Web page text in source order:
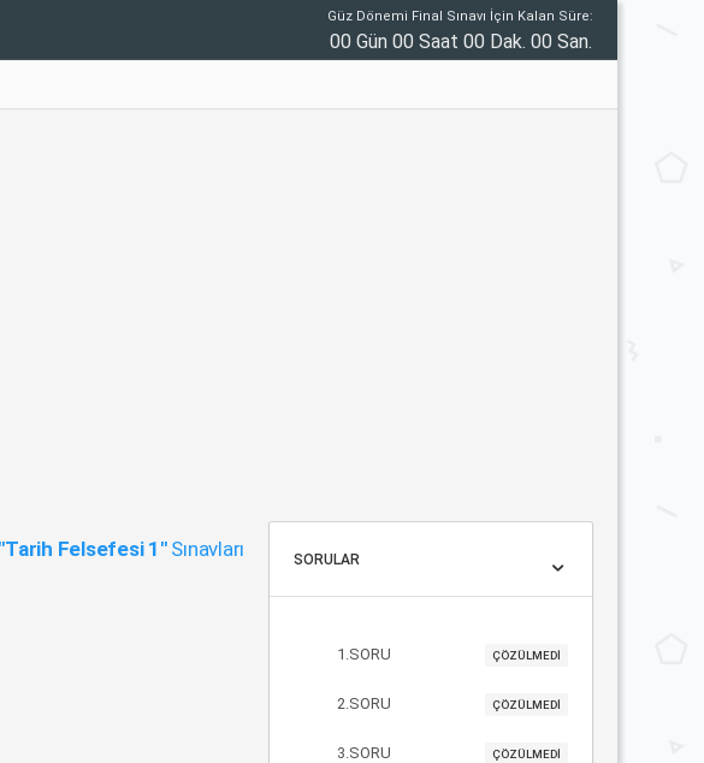
Güz Dönemi Final Sınavı İçin Kalan Süre:
00 Gün 00 Saat 00 Dak. 00 San.
"Tarih Felsefesi 1"Sınavları SORULAR
1.SORU ÇÖZÜLMEDİ
2.SORU ÇÖZÜLMEDİ
3.SORU ÇÖZÜLMEDİ